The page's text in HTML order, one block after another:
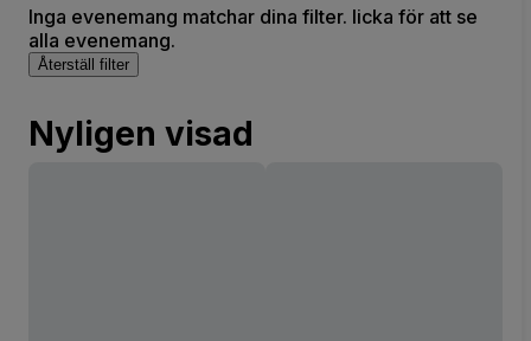
Inga evenemang matchar dina filter. licka för att se
alla evenemang.
Återställ filter
Nyligen visad